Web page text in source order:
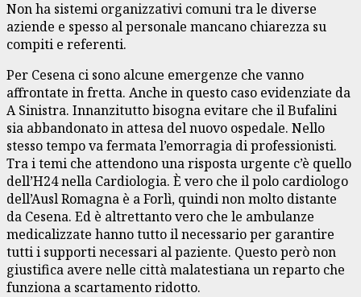
Non ha sistemi organizzativi comuni tra le diverse
aziende e spesso al personale mancano chiarezza su
compiti e referenti.
Per Cesena ci sono alcune emergenze che vanno
affrontate in fretta. Anche in questo caso evidenziate da
A Sinistra. Innanzitutto bisogna evitare che il Bufalini
sia abbandonato in attesa del nuovo ospedale. Nello
stesso tempo va fermata l’emorragia di professionisti.
Tra i temi che attendono una risposta urgente c’è quello
dell’H24 nella Cardiologia. È vero che il polo cardiologo
dell’Ausl Romagna è a Forlì, quindi non molto distante
da Cesena. Ed è altrettanto vero che le ambulanze
medicalizzate hanno tutto il necessario per garantire
tutti i supporti necessari al paziente. Questo però non
giustifica avere nelle città malatestiana un reparto che
funziona a scartamento ridotto.